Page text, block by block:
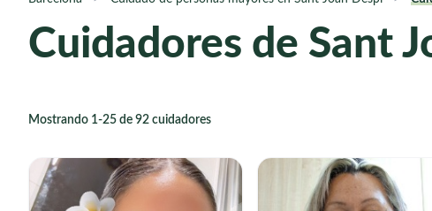
Cuidadores de Sant
Mostrando 1-25 de 92 cuidadores